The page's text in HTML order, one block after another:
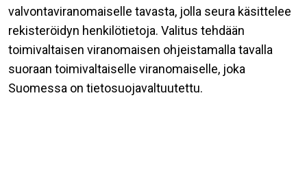
valvontaviranomaiselle tavasta, jolla seura käsittelee
rekisteröidyn henkilötietoja. Valitus tehdään
toimivaltaisen viranomaisen ohjeistamalla tavalla
suoraan toimivaltaiselle viranomaiselle, joka
Suomessa on tietosuojavaltuutettu.